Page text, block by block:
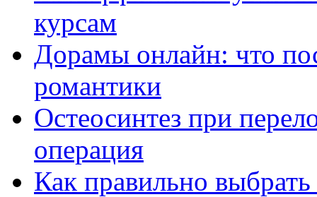
курсам
Дорамы онлайн: что
романтики
Остеосинтез при
операция
Как правильно